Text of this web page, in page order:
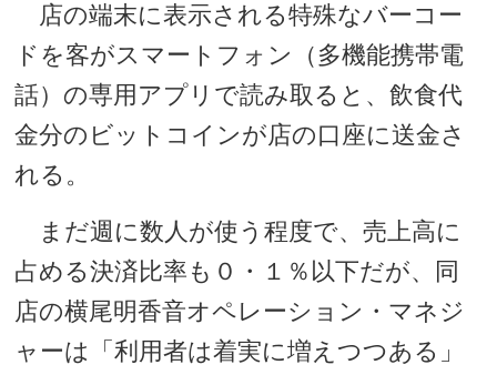
店の端末に表示される特殊なバーコー
ドを客がスマートフォン（多機能携帯電
話）の専用アプリで読み取ると、飲食代
金分のビットコインが店の口座に送金さ
れる。
まだ週に数人が使う程度で、売上高に
占める決済比率も０・１％以下だが、同
店の横尾明香音オペレーション・マネジ
ャーは「利用者は着実に増えつつある」